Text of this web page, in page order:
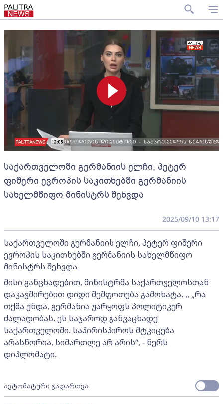
საქართველოში გერმანიის ელჩი, პეტერ
ფიშერი ევროპის საკითხებში გერმანიის
სახელმწიფო მინისტრს შეხვდა
2025/09/10 13:17
საქართველოში გერმანიის ელჩი, პეტერ ფიშერი
ევროპის საკითხებში გერმანიის სახელმწიფო
მინისტრს შეხვდა.
მისი განცხადებით, მინისტრმა საქართველოსთან
დაკავშირებით დიდი შეშფოთება გამოხატა. ,, „რა
თქმა უნდა, გერმანია უარყოფს პოლიტიკურ
ძალადობას. ეს საჯაროდ განვაცხადე
საქართველოში. საპირისპიროს მტკიცება
არასწორია, სიმართლე არ არის“, - წერს
დიპლომატი.
ავტომატური გადართვა